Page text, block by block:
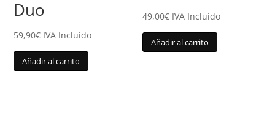
Duo
59,90€ IVA Incluido
Añadir al carrito
49,00€ IVA Incluido
Añadir al carrito